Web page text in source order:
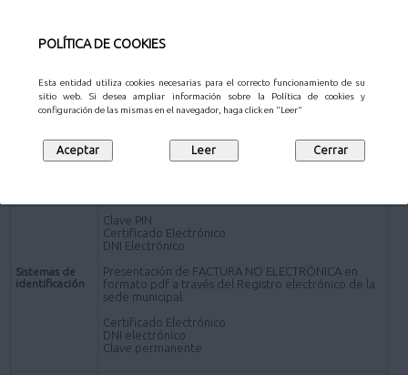
POLÍTICA DE COOKIES
Esta entidad utiliza cookies necesarias para el correcto funcionamiento de su
sitio web. Si desea ampliar información sobre la Política de cookies y
configuración de las mismas en el navegador, haga click en "Leer"
siguientes canales distintos de la plataforma FACe:
Oficinas de Atención al Ciudadano.
Online - Sujetos obligados a relacionarse
Ayuntamiento de Pozuelo de Alarcón (a través de la
Solicitud de carácter General
Sistemas de
identificación
Clave PIN
Certificado Electrónico
DNI Electrónico
Presentación de FACTURA NO ELECTRÓNICA en
formato pdf a través del Registro electrónico de la
sede municipal:
Certificado Electrónico
DNI electrónico
Clave permanente